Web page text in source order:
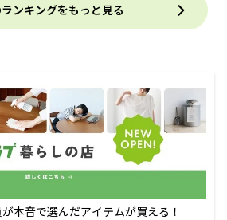
ンキングをもっと見る
本音で選んだアイテムが買える！